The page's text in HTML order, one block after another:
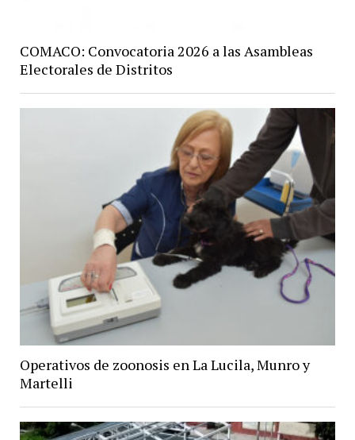
COMACO: Convocatoria 2026 a las Asambleas
Electorales de Distritos
Operativos de zoonosis en La Lucila, Munro y
Martelli